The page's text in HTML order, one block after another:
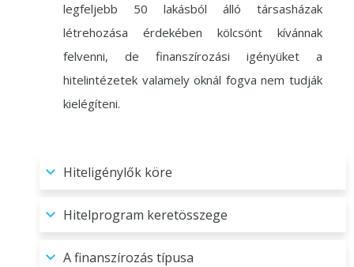
legfeljebb 50 lakásból álló társasházak
létrehozása érdekében kölcsönt kívánnak
felvenni, de finanszírozási igényüket a
hitelintézetek valamely oknál fogva nem tudják
kielégíteni.
Hiteligénylők köre
Hitelprogram keretösszege
A finanszírozás típusa